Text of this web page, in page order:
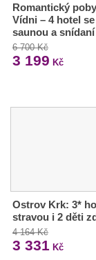
Romantický
Vídni – 4 hotel se
saunou a
6 700 Kč
3 199 Kč
Ostrov Krk: 3*
stravou i 2 děti
4 164 Kč
3 331 Kč